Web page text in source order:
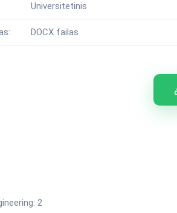
Universitetinis
DOCX failas
2